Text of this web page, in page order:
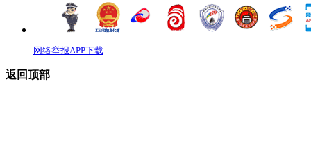
网络举报APP下载
返回顶部